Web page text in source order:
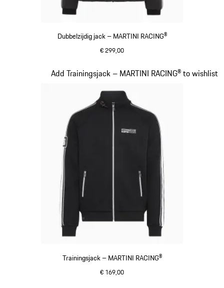
Dubbelzijdig jack – MARTINI RACING®
€ 299,00
Trainingsjack – MARTINI RACING®
€ 169,00
Add Trainingsjack – MARTINI RACING® to wishlist
Dia 11 van 20